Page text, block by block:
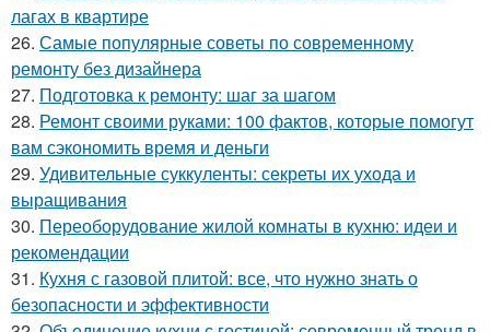
лагах в квартире
26. Самые популярные советы по современному
ремонту без дизайнера
27. Подготовка к ремонту: шаг за шагом
28. Ремонт своими руками: 100 фактов, которые помогут
вам сэкономить время и деньги
29. Удивительные суккуленты: секреты их ухода и
выращивания
30. Переоборудование жилой комнаты в кухню: идеи и
рекомендации
31. Кухня с газовой плитой: все, что нужно знать о
безопасности и эффективности